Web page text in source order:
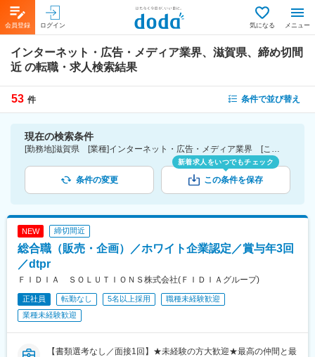
会員登録 ログイン 気になる メニュー
インターネット・広告・メディア業界、滋賀県、締め切間
近 の転職・求人検索結果
53 件 条件で並び替え
現在の検索条件
[勤務地]滋賀県 [業種]インターネット・広告・メディア業界 [こだわり条件ピックアップ]締切間近
条件の変更
新着求人をいつでもチェック
この条件を保存
NEW 締切間近
総合職（販売・企画）／ホワイト企業認定／賞与年3回
／dtpr
ＦＩＤＩＡ ＳＯＬＵＴＩＯＮＳ株式会社(ＦＩＤＩＡグループ)
正社員 転勤なし 5名以上採用
職種未経験歓迎
業種未経験歓迎
【書類選考なし／面接1回】★未経験の方大歓迎★最高の仲間と最